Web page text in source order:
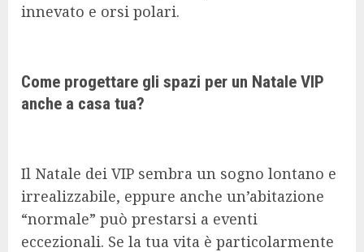
innevato e orsi polari.
Come progettare gli spazi per un Natale VIP
anche a casa tua?
Il Natale dei VIP sembra un sogno lontano e
irrealizzabile, eppure anche un’abitazione
“normale” può prestarsi a eventi
eccezionali. Se la tua vita è particolarmente